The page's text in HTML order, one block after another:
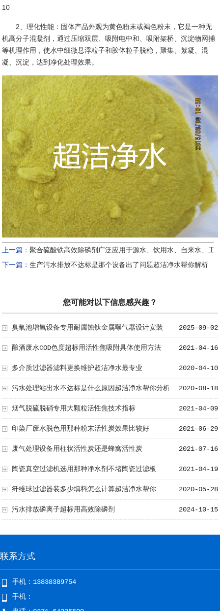
10
2、理化性能：固体产品外观为黄色粉末或褐色粉末，它是一种无
机高分子混凝剂，通过压缩双层、吸附电中和、吸附架桥、沉淀物网捕
等机理作用，使水中细微悬浮粒子和胶体粒子脱稳，聚集、絮凝、混
凝、沉淀，达到净化处理效果。
上一篇：聚合硫酸铁高效除磷剂广泛应用于源水、饮用水、自来水、工
下一篇：生产污水排放不达标是那个设备出了问题超洁净水帮你解析
您可能对以下信息感兴趣？
2025-09-02
臭氧池增氧设备专用耐腐蚀钛金属曝气器设计安装
2021-04-16
酿酒废水COD色度超标用活性焦吸附具体使用方法
2020-04-10
多介质过滤器滤料更换维护超洁净水最专业
2020-08-18
污水处理站出水不达标是什么原因超洁净水帮你分析
2021-04-09
烟气脱硫脱硝专用大颗粒活性焦技术指标
2021-06-29
印染厂废水脱色用那种粉末活性炭效果比较好
2021-07-16
废气处理设备用柱状活性炭还是蜂窝活性炭
2021-04-19
陶瓷真空过滤机选用那种净水剂不堵陶瓷过滤板
2020-05-28
纤维球过滤器装多少填料怎么计算超洁净水帮你
2024-10-15
污水排放磷离子超标用高效除磷剂
联系方式
手机：13838389754
手机：